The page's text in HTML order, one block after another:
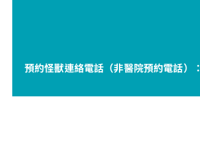
預約怪獸連絡電話（非醫院預約電話）：